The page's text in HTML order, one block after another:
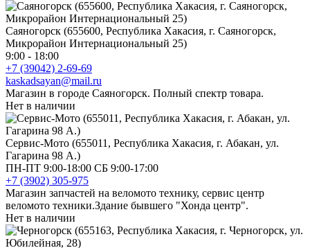
Саяногорск (655600, Республика Хакасия, г. Саяногорск,
Микрорайон Интернациональный 25)
9:00 - 18:00
+7 (39042) 2-69-69
kaskadsayan@mail.ru
Магазин в городе Саяногорск. Полный спектр товара.
Нет в наличии
Сервис-Мото (655011, Республика Хакасия, г. Абакан, ул.
Гагарина 98 А.)
ПН-ПТ 9:00-18:00 СБ 9:00-17:00
+7 (3902) 305-975
Магазин запчастей на веломото технику, сервис центр
веломото техники.Здание бывшего "Хонда центр".
Нет в наличии